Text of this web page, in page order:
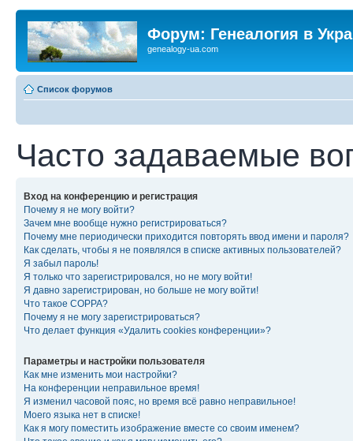
Форум: Генеалогия в
genealogy-ua.com
Список форумов
Часто задаваемые
Вход на конференцию и регистрация
Почему я не могу войти?
Зачем мне вообще нужно регистрироваться?
Почему мне периодически приходится повторять ввод имени и пароля?
Как сделать, чтобы я не появлялся в списке активных пользователей?
Я забыл пароль!
Я только что зарегистрировался, но не могу войти!
Я давно зарегистрирован, но больше не могу войти!
Что такое COPPA?
Почему я не могу зарегистрироваться?
Что делает функция «Удалить cookies конференции»?
Параметры и настройки пользователя
Как мне изменить мои настройки?
На конференции неправильное время!
Я изменил часовой пояс, но время всё равно неправильное!
Моего языка нет в списке!
Как я могу поместить изображение вместе со своим именем?